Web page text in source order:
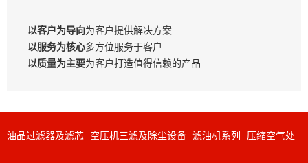
以客户为导向为客户提供解决方案
以服务为核心多方位服务于客户
以质量为主要为客户打造值得信赖的产品
油品过滤器及滤芯 空压机三滤及除尘设备 滤油机系列 压缩空气处